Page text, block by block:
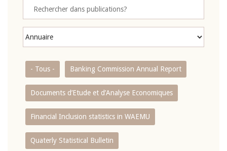
- Tous - Banking Commission Annual Report
Documents d’Etude et d’Analyse Economiques
Financial Inclusion statistics in WAEMU
Quaterly Statistical Bulletin